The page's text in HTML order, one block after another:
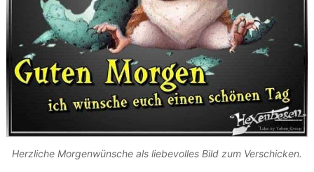
Herzliche Morgenwünsche als liebevolles Bild zum Verschicken.